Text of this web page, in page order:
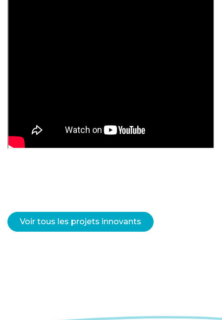
Voir tous les projets innovants